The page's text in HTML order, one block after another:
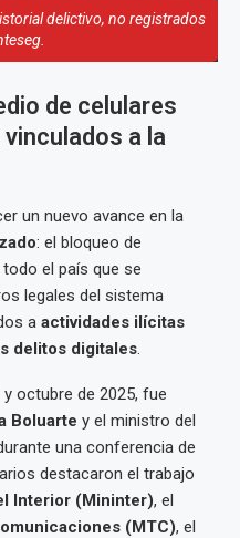
delictivo, no registrados
de celulares
a la
un nuevo avance en la
: el bloqueo de
todo el país que se
legales del sistema
a actividades ilícitas
delitos digitales.
octubre de 2025, fue
Boluarte y el ministro del
una conferencia de
destacaron el trabajo
Interior (Mininter), el
(MTC), el